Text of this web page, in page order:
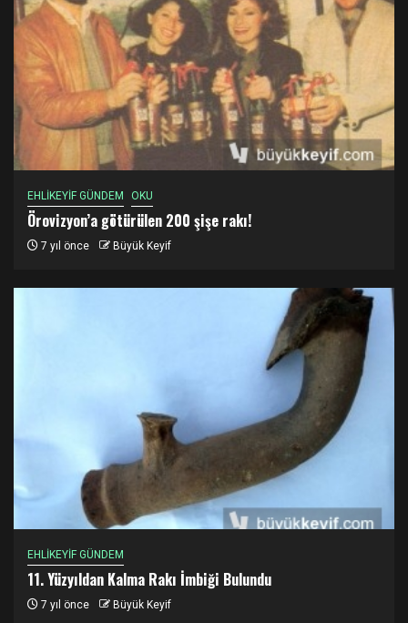
EHLİKEYİF GÜNDEM OKU
Örovizyon’a götürülen 200 şişe rakı!
7 yıl önce Büyük Keyif
EHLİKEYİF GÜNDEM
11. Yüzyıldan Kalma Rakı İmbiği Bulundu
7 yıl önce Büyük Keyif